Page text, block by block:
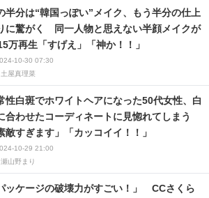
10-30 07:30
土屋真理菜
半分は“韓国っぽい”メイク、もう半分の仕上
に驚がく 同一人物と思えない半顔メイクが
万再生「すげえ」「神か！！」
10-29 21:00
瀬山野まり
性白斑でホワイトヘアになった50代女性、白
合わせたコーディネートに見惚れてしまう
敵すぎます」「カッコイイ！！」
ッケージの破壊力がすごい！」 CCさくら